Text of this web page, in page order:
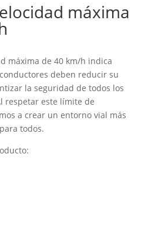
máxima
máxima de 40 km/h indica
deben reducir su
la seguridad de todos los
respetar este límite de
a crear un entorno vial más
todos.